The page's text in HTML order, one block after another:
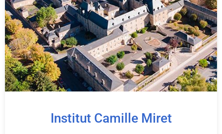
Institut Camille Miret